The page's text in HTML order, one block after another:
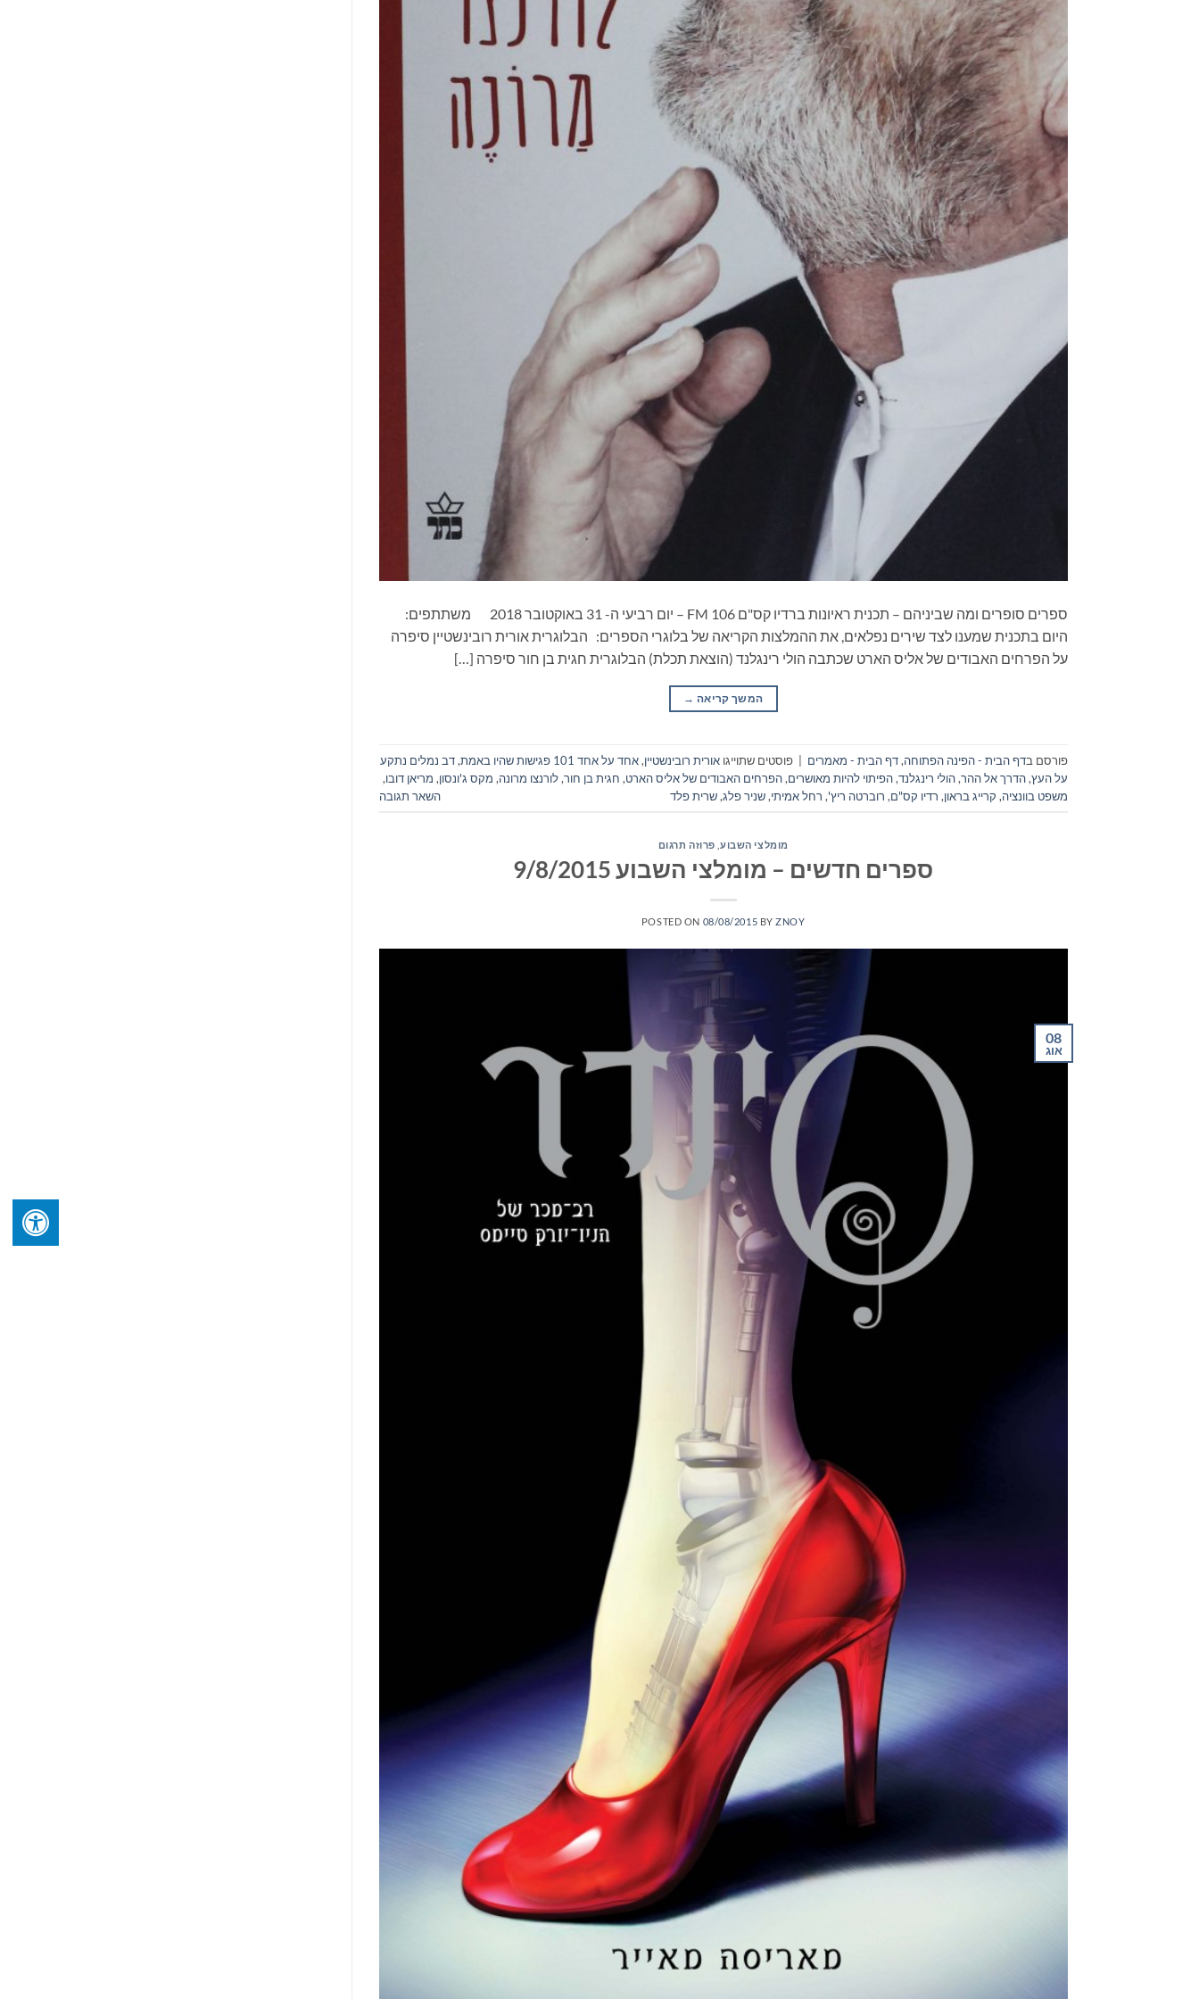
ספרים סופרים ומה שביניהם – תכנית ראיונות ברדיו קס"ם 106 FM – יום רביעי ה- 31 באוקטובר 2018 משתתפים:
היום בתכנית שמענו לצד שירים נפלאים, את ההמלצות הקריאה של בלוגרי הספרים: הבלוגרית אורית רובינשטיין סיפרה
על הפרחים האבודים של אליס הארט שכתבה הולי רינגלנד (הוצאת תכלת) הבלוגרית חגית בן חור סיפרה […]
המשך קריאה →
פורסם בדף הבית - הפינה הפתוחה,דף הבית - מאמרים | פוסטים שתוייגו אורית רובינשטיין,אחד על אחד 101 פגישות שהיו באמת ,דב נמלים נתקע
על העץ,הדרך אל ההר,הולי רינגלנד,הפיתוי להיות מאושרים,הפרחים האבודים של אליס הארט, חגית בן חור,לורנצו מרונה, מקס ג'ונסון, מריאן דובו,
משפט בוונציה, קרייג בראון, רדיו קס"ם, רוברטה ריץ', רחל אמיתי,שניר פלג,שרית פלד השאר תגובה
מומלצי השבוע, פרוזה תרגום
ספרים חדשים – מומלצי השבוע 9/8/2015
POSTED ON 08/08/2015 BYZNOY
08
אוג